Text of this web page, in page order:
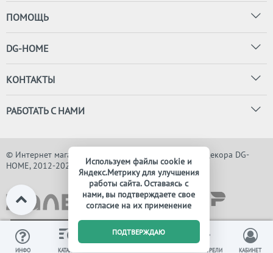
ПОМОЩЬ
DG-HOME
КОНТАКТЫ
РАБОТАТЬ С НАМИ
© Интернет магазин дизайнерской мебели, света и декора DG-
HOME, 2012-2026. Все права защищены
ИНФО КАТАЛОГ
0
ВЫ СМОТРЕЛИ КАБИНЕТ
Используем файлы cookie и
Яндекс.Метрику для улучшения
работы сайта. Оставаясь с
нами, вы подтверждаете свое
согласие на их применение
ПОДТВЕРЖДАЮ